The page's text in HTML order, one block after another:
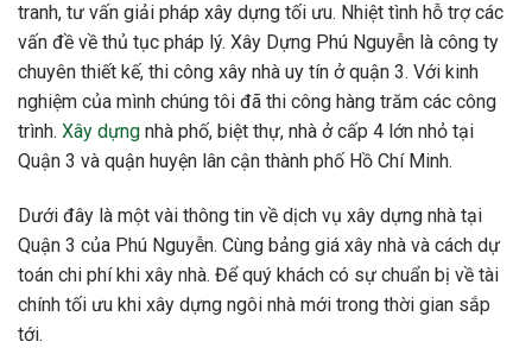
tranh, tư vấn giải pháp xây dựng tối ưu. Nhiệt tình hỗ trợ các
vấn đề về thủ tục pháp lý. Xây Dựng Phú Nguyễn là công ty
chuyên thiết kế, thi công xây nhà uy tín ở quận 3. Với kinh
nghiệm của mình chúng tôi đã thi công hàng trăm các công
trình. Xây dựng nhà phố, biệt thự, nhà ở cấp 4 lớn nhỏ tại
Quận 3 và quận huyện lân cận thành phố Hồ Chí Minh.
Dưới đây là một vài thông tin về dịch vụ xây dựng nhà tại
Quận 3 của Phú Nguyễn. Cùng bảng giá xây nhà và cách dự
toán chi phí khi xây nhà. Để quý khách có sự chuẩn bị về tài
chính tối ưu khi xây dựng ngôi nhà mới trong thời gian sắp
tới.